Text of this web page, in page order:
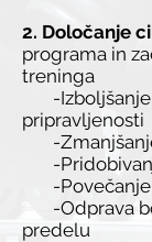
2. Določanje
programa in
treninga
-Izboljšanje
pripravljenosti
-
-
-Povečanje
-Odprava
predelu